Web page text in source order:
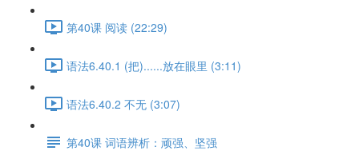
第40课 阅读 (22:29)
语法6.40.1 (把)......放在眼里 (3:11)
语法6.40.2 不无 (3:07)
第40课 词语辨析：顽强、坚强